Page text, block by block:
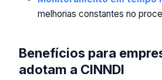
melhorias constantes no
Benefícios para
adotam a CINNDI